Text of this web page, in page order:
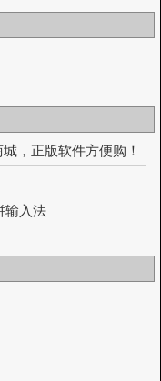
，正版软件方便购！
输入法